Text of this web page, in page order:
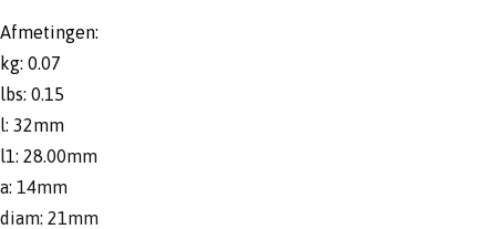
Afmetingen:
kg: 0.07
lbs: 0.15
l: 32mm
l1: 28.00mm
a: 14mm
diam: 21mm